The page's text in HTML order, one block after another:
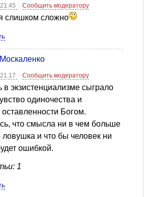
Сообщить модератору
слишком сложно
Сообщить модератору
экзистенциализме сыграло
одиночества и
оставленности Богом.
что смысла ни в чем больше
ловушка и что бы человек ни
ошибкой.
1